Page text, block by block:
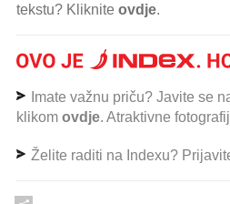
tekstu? Kliknite ovdje.
Imate važnu priču? Javite se
klikom ovdje. Atraktivne
Želite raditi na Indexu?